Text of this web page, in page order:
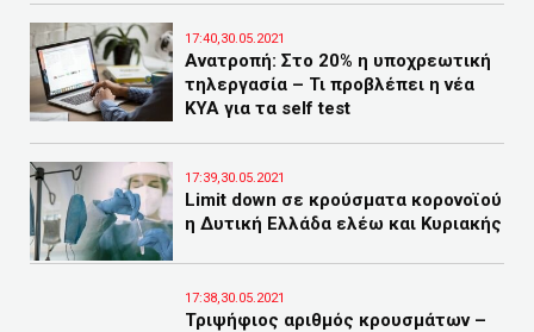
17:40,30.05.2021
Ανατροπή: Στο 20% η υποχρεωτική
τηλεργασία – Τι προβλέπει η νέα
ΚΥΑ για τα self test
17:39,30.05.2021
Limit down σε κρούσματα κορονοϊού
η Δυτική Ελλάδα ελέω και Κυριακής
17:38,30.05.2021
Τριψήφιος αριθμός κρουσμάτων –